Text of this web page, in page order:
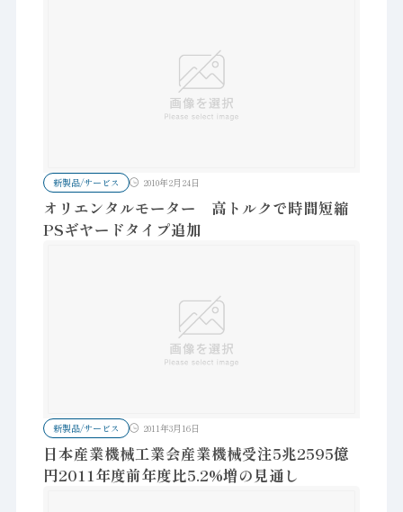
新製品/サービス 2010年2月24日
オリエンタルモーター 高トルクで時間短縮
PSギヤードタイプ追加
新製品/サービス 2011年3月16日
日本産業機械工業会産業機械受注5兆2595億
円2011年度前年度比5.2%増の見通し